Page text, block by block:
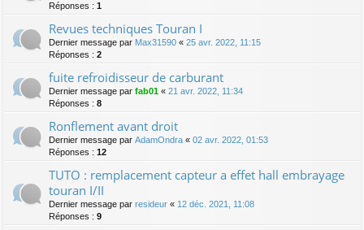
Réponses : 1
Revues techniques Touran I
Dernier message par Max31590 « 25 avr. 2022, 11:15
Réponses : 2
fuite refroidisseur de carburant
Dernier message par fab01 « 21 avr. 2022, 11:34
Réponses : 8
Ronflement avant droit
Dernier message par AdamOndra « 02 avr. 2022, 01:53
Réponses : 12
TUTO : remplacement capteur a effet hall embrayage
touran I/II
Dernier message par resideur « 12 déc. 2021, 11:08
Réponses : 9